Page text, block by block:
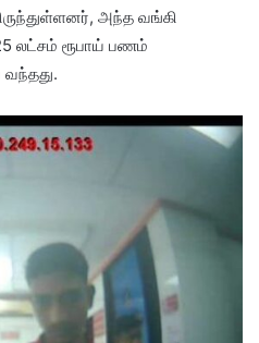
அந்த வங்கி
லட்சம் ரூபாய் பணம்